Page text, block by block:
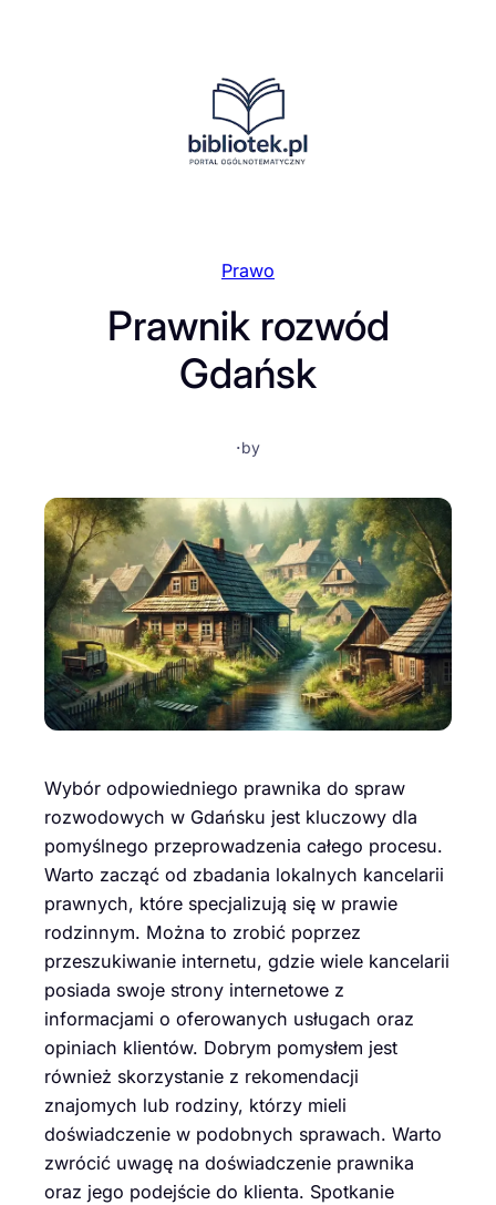
Prawo
Prawnik rozwód
Gdańsk
·by
Wybór odpowiedniego prawnika do spraw
rozwodowych w Gdańsku jest kluczowy dla
pomyślnego przeprowadzenia całego procesu.
Warto zacząć od zbadania lokalnych kancelarii
prawnych, które specjalizują się w prawie
rodzinnym. Można to zrobić poprzez
przeszukiwanie internetu, gdzie wiele kancelarii
posiada swoje strony internetowe z
informacjami o oferowanych usługach oraz
opiniach klientów. Dobrym pomysłem jest
również skorzystanie z rekomendacji
znajomych lub rodziny, którzy mieli
doświadczenie w podobnych sprawach. Warto
zwrócić uwagę na doświadczenie prawnika
oraz jego podejście do klienta. Spotkanie